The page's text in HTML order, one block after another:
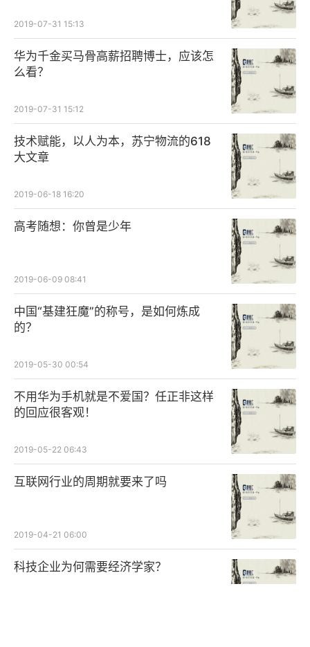
2019-07-31 15:13
华为千金买马骨高薪招聘博士，应该怎
么看？
2019-07-31 15:12
技术赋能，以人为本，苏宁物流的618
大文章
2019-06-18 16:20
高考随想：你曾是少年
2019-06-09 08:41
中国“基建狂魔”的称号，是如何炼成
的？
2019-05-30 00:54
不用华为手机就是不爱国？任正非这样
的回应很客观！
2019-05-22 06:43
互联网行业的周期就要来了吗
2019-04-21 06:00
科技企业为何需要经济学家？